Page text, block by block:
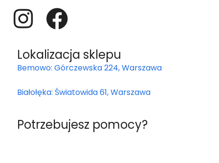
Lokalizacja sklepu
Bemowo: Górczewska 224, Warszawa
Białołęka: Światowida 61, Warszawa
Potrzebujesz pomocy?